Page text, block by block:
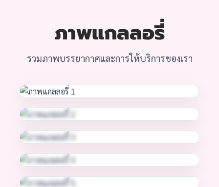
ภาพแกลลอรี่
รวมภาพบรรยากาศและการให้บริการของเรา